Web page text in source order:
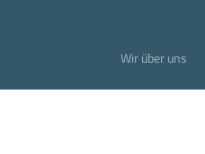
Wir über uns